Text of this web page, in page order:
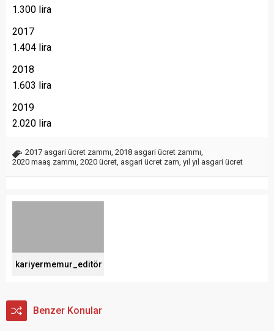
1.300 lira
2017
1.404 lira
2018
1.603 lira
2019
2.020 lira
2017 asgari ücret zammı 2018 asgari ücret zammı
2020 maaş zammı 2020 ücret asgari ücret zam yıl yıl asgari ücret
kariyermemur_editör
Benzer Konular